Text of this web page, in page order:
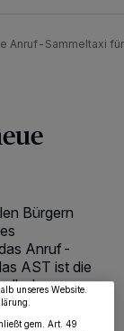
Anruf-Sammeltaxi
Bürgern
Anruf-
AST ist die
des
aus
und unsere
aufgeführten
Anzeigen
Menü jederzeit
Einwilligung zu
am unteren
unseres Website.
gem. Art. 49